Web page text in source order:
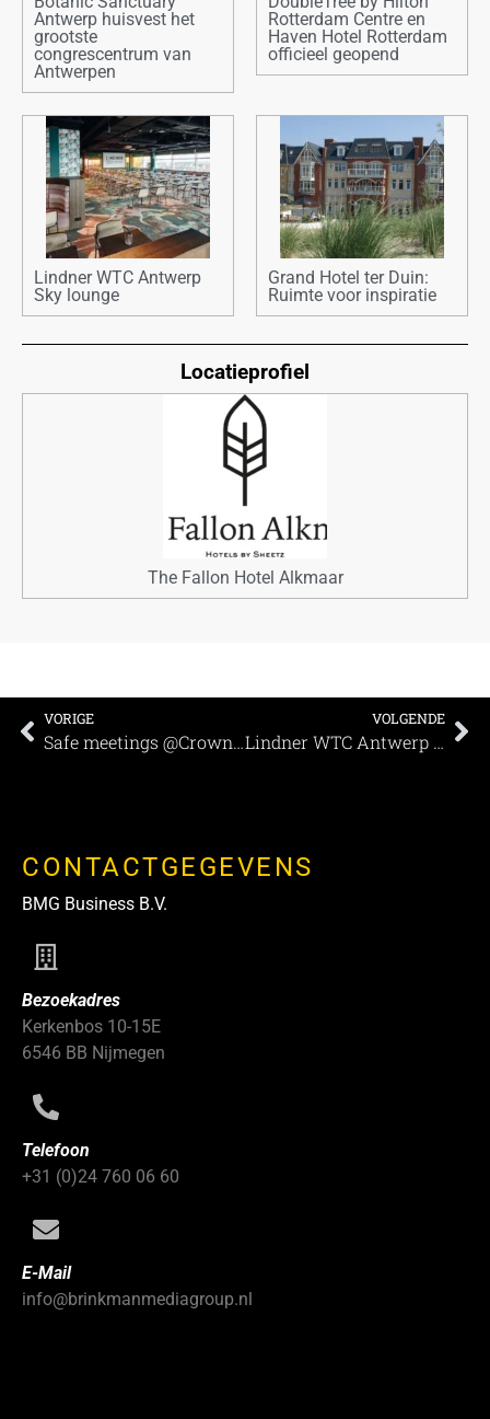
Antwerp huisvest het
grootste
congrescentrum van
Antwerpen
Rotterdam Centre en
Haven Hotel Rotterdam
officieel geopend
Lindner WTC Antwerp
Sky lounge
Grand Hotel ter Duin:
Ruimte voor inspiratie
Locatieprofiel
The Fallon Hotel Alkmaar
VORIGE
Safe meetings @Crowne Plaza Brugge
VOLGENDE
Lindner WTC Antwerp Sky lounge
CONTACTGEGEVENS
BMG Business B.V.
Bezoekadres
Kerkenbos 10-15E
6546 BB Nijmegen
Telefoon
+31 (0)24 760 06 60
E-Mail
info@brinkmanmediagroup.nl